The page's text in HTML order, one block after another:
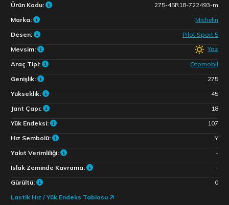
Ürün Kodu:
275-45R18-722493-m
Marka:
Michelin
Desen:
Pilot Sport 5
Mevsim:
Yaz
Araç Tipi:
Otomobil
Genişlik:
275
Yükseklik:
45
Jant Çapı:
18
Yük Endeksi:
107
Hız Sembolü:
Y
Yakıt Verimliliği:
-
Islak Zeminde Kavrama:
-
Gürültü:
0
Lastik Hız / Yük Endeks Tablosu